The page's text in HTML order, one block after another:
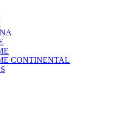
CONTINENTAL